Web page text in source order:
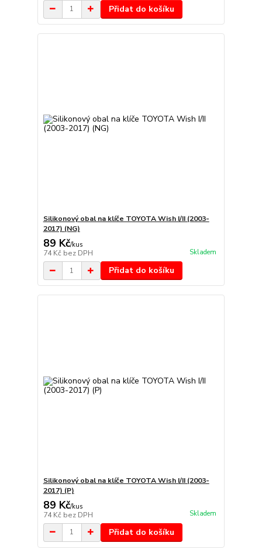
Přidat do košíku
Silikonový obal na klíče TOYOTA Wish I/II (2003-
2017) (NG)
89 Kč/kus
74 Kč bez DPH Skladem
Přidat do košíku
Silikonový obal na klíče TOYOTA Wish I/II (2003-
2017) (P)
89 Kč/kus
74 Kč bez DPH Skladem
Přidat do košíku